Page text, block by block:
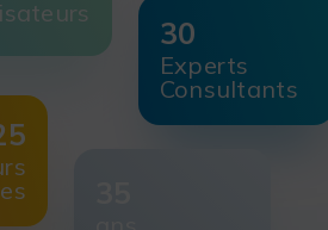
30
Experts
Consultants